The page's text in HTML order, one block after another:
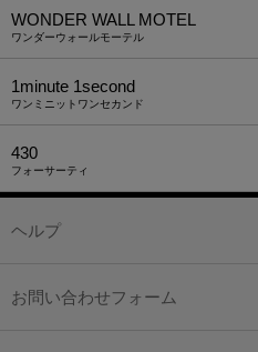
WONDER WALL MOTEL
ワンダーウォールモーテル
1minute​ 1second
ワンミニットワンセカンド
430
フォーサーティ
ヘルプ
お問い合わせフォーム